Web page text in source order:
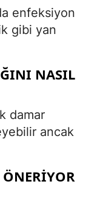
enfeksiyon
gibi yan
NASIL
damar
ancak